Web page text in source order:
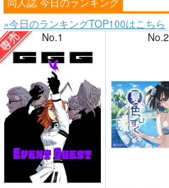
8月6日掲載
8月4日掲載
8月3日掲載
同人誌 今日のランキング
»今日のランキングTOP100はこちら
No.1
No.2